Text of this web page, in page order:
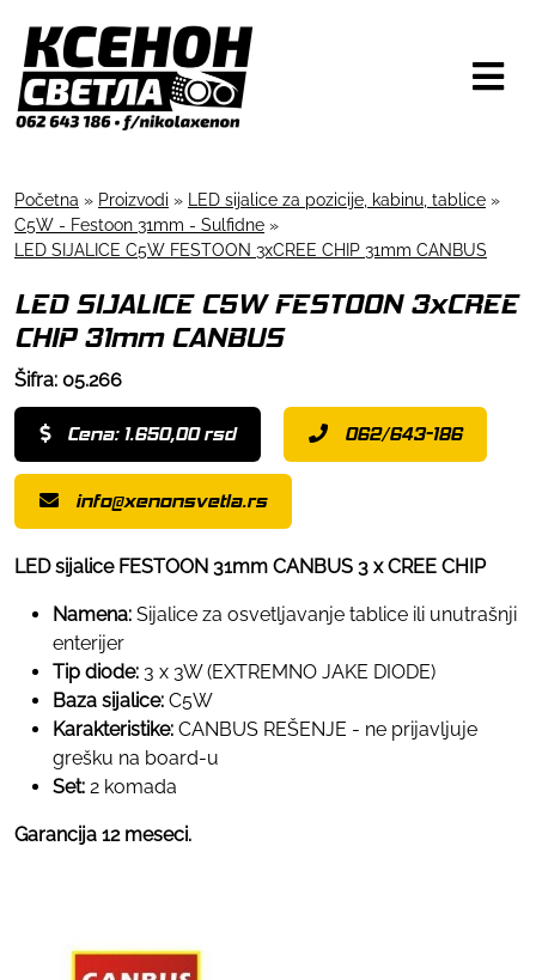
Početna » Proizvodi » LED sijalice za pozicije, kabinu, tablice »
C5W - Festoon 31mm - Sulfidne »
LED SIJALICE C5W FESTOON 3xCREE CHIP 31mm CANBUS
LED SIJALICE C5W FESTOON 3xCREE
CHIP 31mm CANBUS
Šifra: 05.266
Cena: 1.650,00 rsd 062/643-186
info@xenonsvetla.rs
LED sijalice FESTOON 31mm CANBUS 3 x CREE CHIP
Namena: Sijalice za osvetljavanje tablice ili unutrašnji
enterijer
Tip diode: 3 x 3W (EXTREMNO JAKE DIODE)
Baza sijalice: C5W
Karakteristike: CANBUS REŠENJE - ne prijavljuje
grešku na board-u
Set: 2 komada
Garancija 12 meseci.